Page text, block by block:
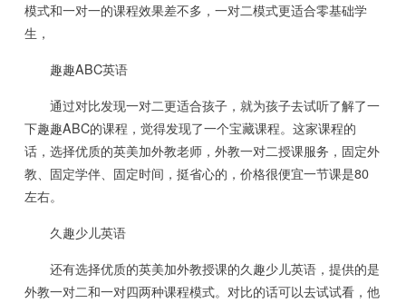
模式和一对一的课程效果差不多，一对二模式更适合零基础学
生，
趣趣ABC英语
通过对比发现一对二更适合孩子，就为孩子去试听了解了一
下趣趣ABC的课程，觉得发现了一个宝藏课程。这家课程的
话，选择优质的英美加外教老师，外教一对二授课服务，固定外
教、固定学伴、固定时间，挺省心的，价格很便宜一节课是80
左右。
久趣少儿英语
还有选择优质的英美加外教授课的久趣少儿英语，提供的是
外教一对二和一对四两种课程模式。对比的话可以去试试看，他